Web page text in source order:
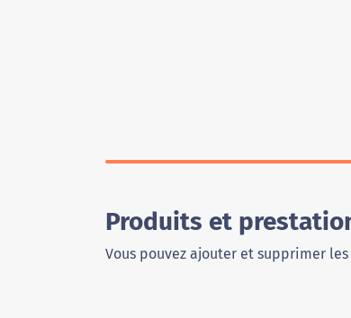
Produits et
Vous pouvez ajouter et supprimer